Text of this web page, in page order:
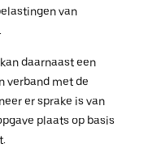
van
daarnaast een
verband met de
er sprake is van
plaats op basis